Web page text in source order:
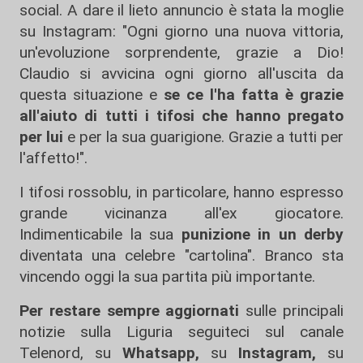
social. A dare il lieto annuncio è stata la moglie
su Instagram: "Ogni giorno una nuova vittoria,
un'evoluzione sorprendente, grazie a Dio!
Claudio si avvicina ogni giorno all'uscita da
questa situazione e se ce l'ha fatta è grazie
all'aiuto di tutti i tifosi che hanno pregato
per lui e per la sua guarigione. Grazie a tutti per
l'affetto!".
I tifosi rossoblu, in particolare, hanno espresso
grande vicinanza all'ex giocatore.
Indimenticabile la sua punizione in un derby
diventata una celebre "cartolina". Branco sta
vincendo oggi la sua partita più importante.
Per restare sempre aggiornati sulle principali
notizie sulla Liguria seguiteci sul canale
Telenord, su
Whatsapp, su Instagram, su